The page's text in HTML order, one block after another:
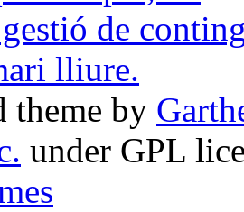
theme by
under GPL